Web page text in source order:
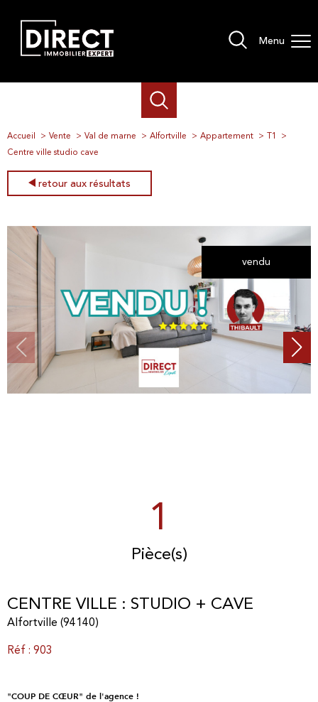
Menu
Accueil Vente Val de marne Alfortville Appartement
T1
Centre ville studio cave
retour aux résultats
vendu
1
Pièce(s)
CENTRE VILLE : STUDIO + CAVE
Alfortville (94140)
Réf : 903
"COUP DE CŒUR" de l'agence !